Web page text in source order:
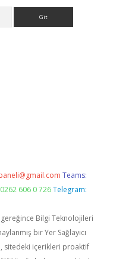
Teams:
606 0 726 Telegram:
gereğince Bilgi Teknolojileri
bir Yer Sağlayıcı
sitedeki içerikleri proaktif